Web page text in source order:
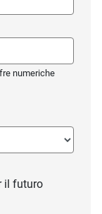
numeriche
il futuro